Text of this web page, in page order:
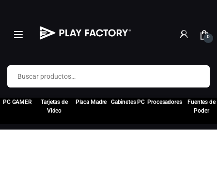
0
Buscar por:
PC GAMER
Tarjetas de
Video
Placa Madre Gabinetes PC Procesadores
Fuentes de
Poder